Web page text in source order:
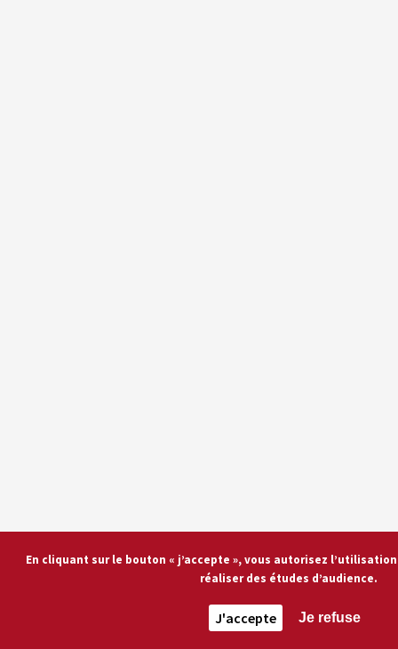
En cliquant sur le bouton « j’accepte », vous autorisez
réaliser des études d’audience.
J'accepte Je refuse